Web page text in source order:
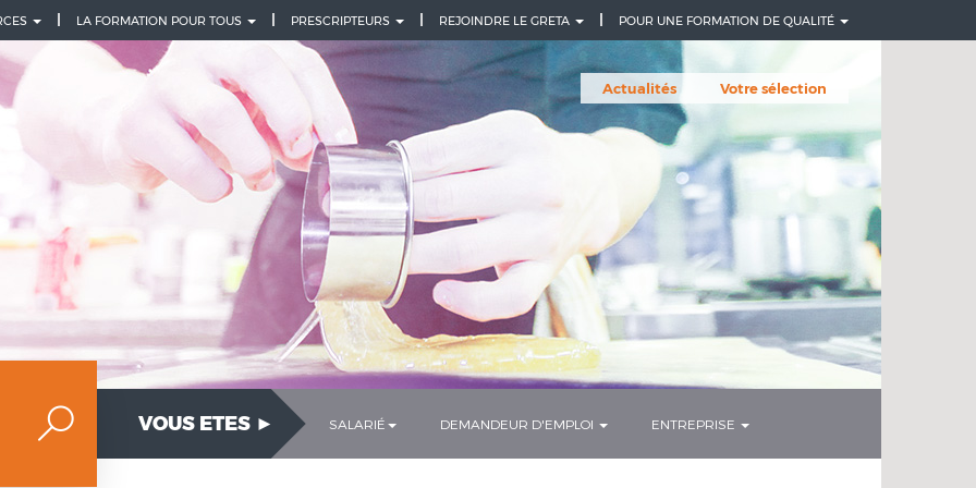
POUR UNE FORMATION DE QUALITÉ
REJOINDRE LE GRETA
PRESCRIPTEURS
LA FORMATION POUR TOUS
Actualités Votre sélection
VOUS ETES ► SALARIÉ DEMANDEUR D'EMPLOI ENTREPRISE